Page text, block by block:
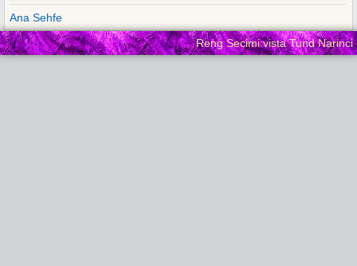
Ana Sehfe
Reng Secimi:vista Tund Narinci